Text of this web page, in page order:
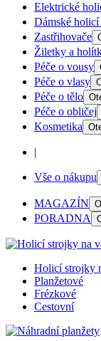
Elektrické
Dámské
Zastřihovače
Žiletky a
Péče o vousy
Péče o vlasy
Péče o tělo
Péče o obličej
Kosmetika
|
Vše o nákupu
MAGAZÍN
PORADNA
Holicí strojky
Planžetové
Frézkové
Cestovní